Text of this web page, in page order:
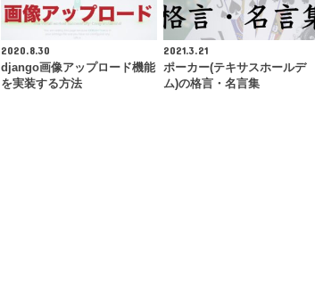
2020.8.30
django画像アップロード機能
を実装する方法
2021.3.21
ポーカー(テキサスホールデ
ム)の格言・名言集